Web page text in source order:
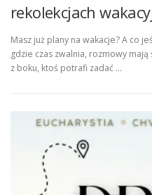
rekolekcjach
Masz już plany na wakacje? A co
gdzie czas zwalnia, rozmowy
z boku, ktoś potrafi zadać …